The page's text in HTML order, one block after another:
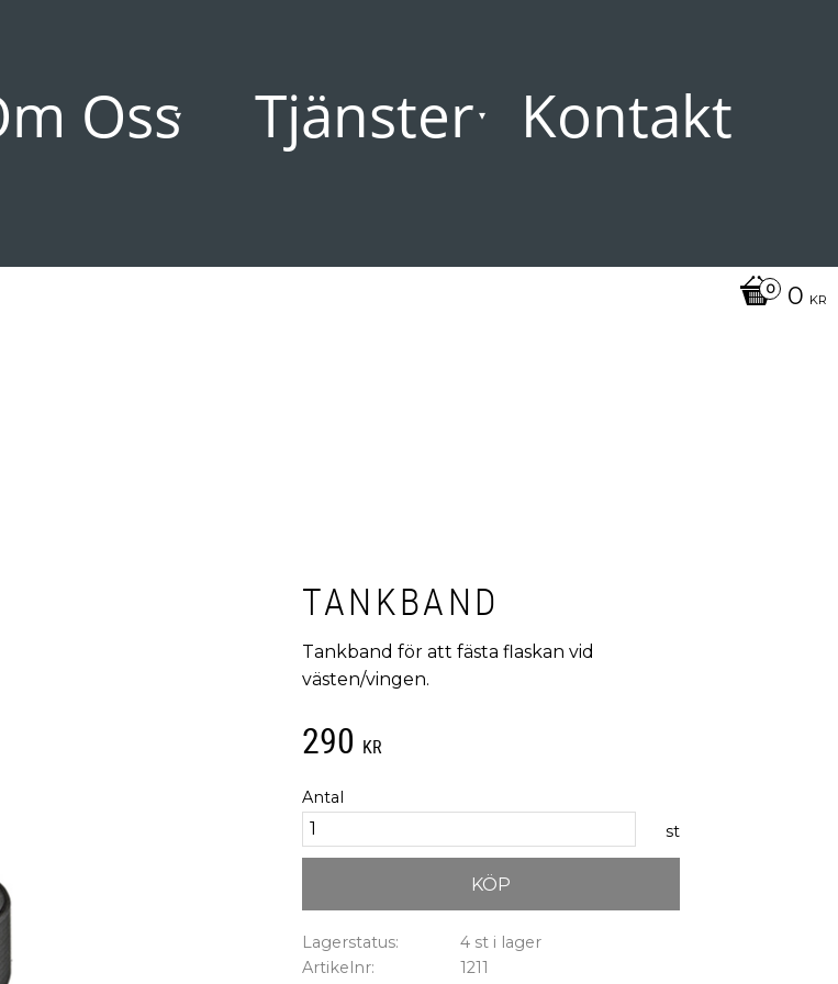
Oss Tjänster Kontakt
0 KR
TANKBAND
Tankband för att fästa flaskan vid
västen/vingen.
290 KR
Antal
st
KÖP
Lagerstatus
4 st i lager
Artikelnr
1211